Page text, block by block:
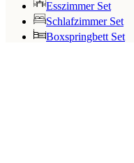
Esszimmer Set
Schlafzimmer Set
Boxspringbett Set